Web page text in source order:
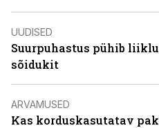
UUDISED
Suurpuhastus pühib
sõidukit
ARVAMUSED
Kas korduskasutatav